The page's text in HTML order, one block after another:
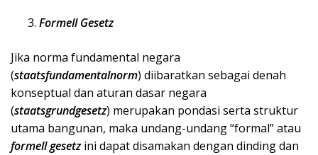
Formell Gesetz
Jika norma fundamental negara
(staatsfundamentalnorm) diibaratkan sebagai denah
konseptual dan aturan dasar negara
(staatsgrundgesetz) merupakan pondasi serta struktur
utama bangunan, maka undang-undang “formal” atau
formell gesetzini dapat disamakan dengan dinding dan